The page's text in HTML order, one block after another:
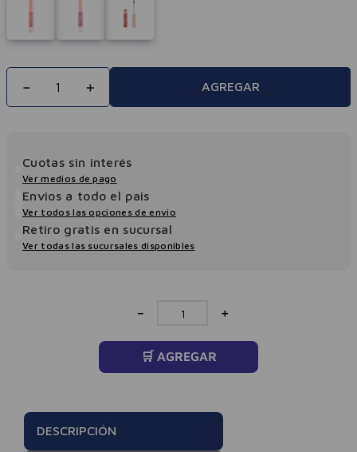
＋
－ AGREGAR
Cuotas sin interés
Ver medios de pago
Envios a todo el pais
Ver todos las opciones de envio
Retiro gratis en sucursal
Ver todas las sucursales disponibles
＋
－
🛒 AGREGAR
DESCRIPCIÓN